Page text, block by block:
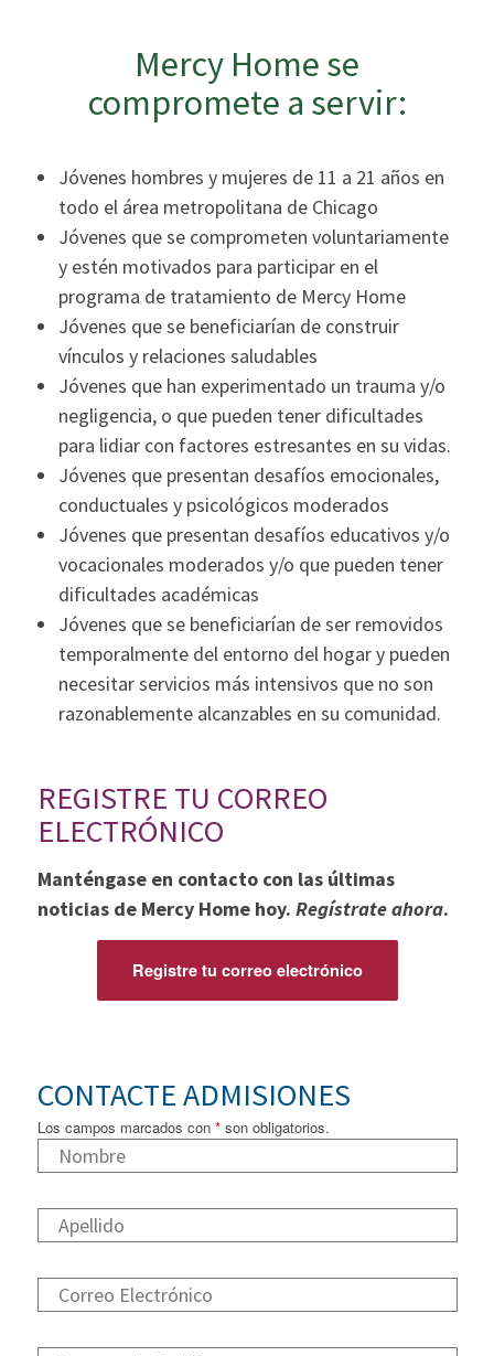
Mercy Home se
compromete a servir:
Jóvenes hombres y mujeres de 11 a 21 años en
todo el área metropolitana de Chicago
Jóvenes que se comprometen voluntariamente
y estén motivados para participar en el
programa de tratamiento de Mercy Home
Jóvenes que se beneficiarían de construir
vínculos y relaciones saludables
Jóvenes que han experimentado un trauma y/o
negligencia, o que pueden tener dificultades
para lidiar con factores estresantes en su vidas.
Jóvenes que presentan desafíos emocionales,
conductuales y psicológicos moderados
Jóvenes que presentan desafíos educativos y/o
vocacionales moderados y/o que pueden tener
dificultades académicas
Jóvenes que se beneficiarían de ser removidos
temporalmente del entorno del hogar y pueden
necesitar servicios más intensivos que no son
razonablemente alcanzables en su comunidad.
REGISTRE TU CORREO
ELECTRÓNICO
Manténgase en contacto con las últimas
noticias de Mercy Home hoy. Regístrate ahora.
Registre tu correo electrónico
CONTACTE ADMISIONES
Los campos marcados con *son obligatorios.